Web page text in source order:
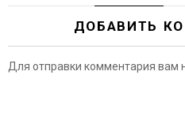
ДОБАВИТЬ
Для отправки комментария вам